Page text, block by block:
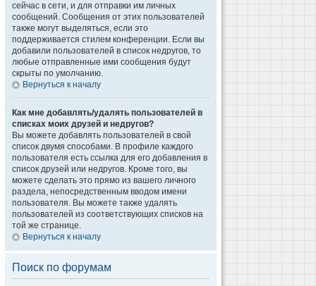
сейчас в сети, и для отправки им личных
сообщений. Сообщения от этих пользователей
также могут выделяться, если это
поддерживается стилем конференции. Если вы
добавили пользователей в список недругов, то
любые отправленные ими сообщения будут
скрыты по умолчанию.
Вернуться к началу
Как мне добавлять/удалять пользователей в
списках моих друзей и недругов?
Вы можете добавлять пользователей в свой
список двумя способами. В профиле каждого
пользователя есть ссылка для его добавления в
список друзей или недругов. Кроме того, вы
можете сделать это прямо из вашего личного
раздела, непосредственным вводом имени
пользователя. Вы можете также удалять
пользователей из соответствующих списков на
той же странице.
Вернуться к началу
Поиск по форумам